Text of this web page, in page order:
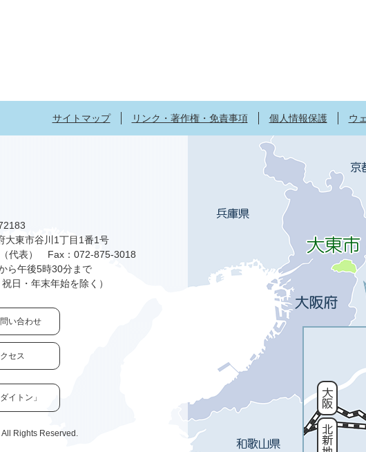
サイトマップ リンク・著作権・免責事項 個人情報保護 ウ
東市谷川1丁目1番1号
代表）
Fax：072-875-3018
ら午後5時30分まで
日・年末年始を除く）
い合わせ
セス
ダイトン」
Rights Reserved.